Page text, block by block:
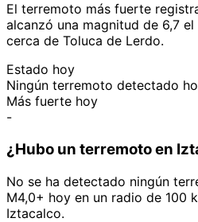
El terremoto más fuerte
alcanzó una magnitud de 6,7 el
cerca de Toluca de Lerdo.
Estado hoy
Ningún terremoto detectado
Más fuerte hoy
-
¿Hubo un terremoto en
No se ha detectado ningún
M4,0+ hoy en un radio de 100
Iztacalco.